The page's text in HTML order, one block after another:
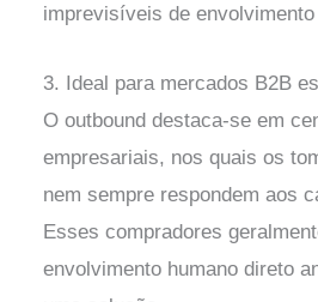
imprevisíveis de
3. Ideal para mercados B2B
O outbound destaca-se em
empresariais, nos quais os
nem sempre respondem aos
Esses compradores
envolvimento humano direto